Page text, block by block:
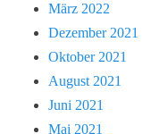
März 2022
Dezember 2021
Oktober 2021
August 2021
Juni 2021
Mai 2021